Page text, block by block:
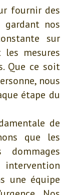
fournir des
gardant nos
sur
mesures
Que ce soit
nous
étape du
de
que les
une équipe